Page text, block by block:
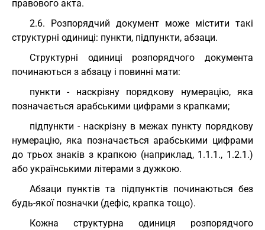
правового акта.
2.6. Розпорядчий документ може містити такі
структурні одиниці: пункти, підпункти, абзаци.
Структурні одиниці розпорядчого документа
починаються з абзацу і повинні мати:
пункти - наскрізну порядкову нумерацію, яка
позначається арабськими цифрами з крапками;
підпункти - наскрізну в межах пункту порядкову
нумерацію, яка позначається арабськими цифрами
до трьох знаків з крапкою (наприклад, 1.1.1., 1.2.1.)
або українськими літерами з дужкою.
Абзаци пунктів та підпунктів починаються без
будь-якої позначки (дефіс, крапка тощо).
Кожна структурна одиниця розпорядчого